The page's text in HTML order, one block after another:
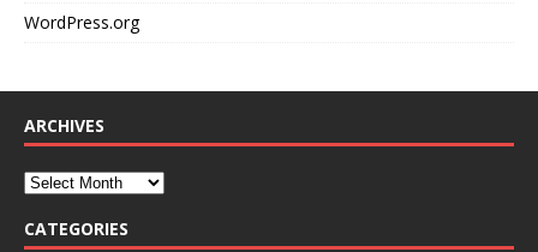
WordPress.org
ARCHIVES
CATEGORIES